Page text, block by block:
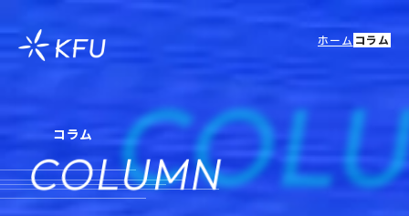
ホーム コラム
コラム
COLUMN